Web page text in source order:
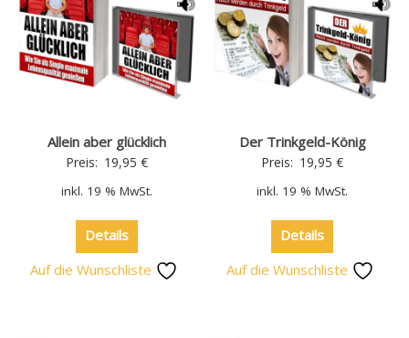
Allein aber glücklich
Preis: 19,95 €
inkl. 19 % MwSt.
Details
Auf die Wunschliste
Der Trinkgeld-König
Preis: 19,95€
inkl. 19 % MwSt.
Details
Auf die Wunschliste